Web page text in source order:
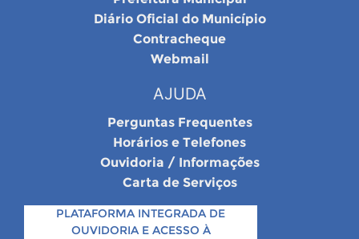
Diário Oficial do Município
Contracheque
Webmail
AJUDA
Perguntas Frequentes
Horários e Telefones
Ouvidoria / Informações
Carta de Serviços
PLATAFORMA INTEGRADA DE
OUVIDORIA E ACESSO À